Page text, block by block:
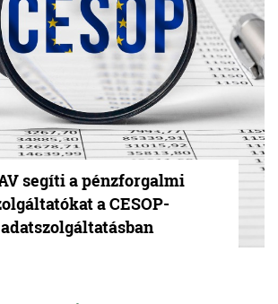
segíti a pénzforgalmi
a CESOP-
adatszolgáltatásban